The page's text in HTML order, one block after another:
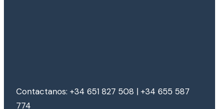
Contactanos: +34 651 827 508 | +34 655 587
774